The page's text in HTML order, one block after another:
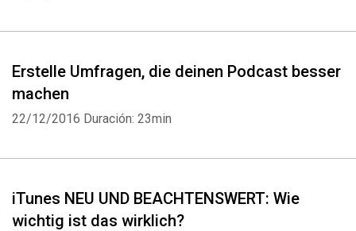
Erstelle Umfragen, die deinen Podcast besser
machen
22/12/2016 Duración: 23min
iTunes NEU UND BEACHTENSWERT: Wie
wichtig ist das wirklich?